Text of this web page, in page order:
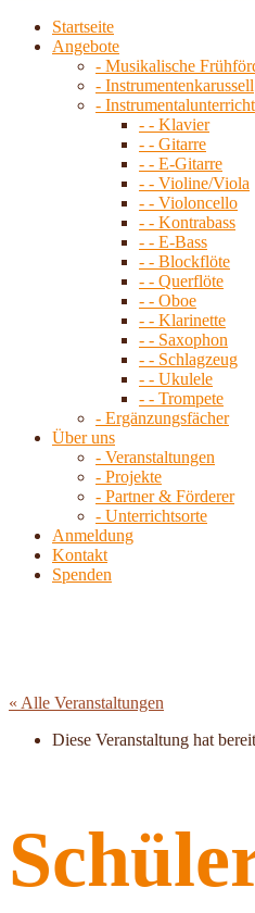
Startseite
Angebote
- Musikalische
- Instrumentenkarussell
- Instrumentalunterricht
- - Klavier
- - Gitarre
- - E-Gitarre
- - Violine/Viola
- - Violoncello
- - Kontrabass
- - E-Bass
- - Blockflöte
- - Querflöte
- - Oboe
- - Klarinette
- - Saxophon
- - Schlagzeug
- - Ukulele
- - Trompete
- Ergänzungsfächer
Über uns
- Veranstaltungen
- Projekte
- Partner & Förderer
- Unterrichtsorte
Anmeldung
Kontakt
Spenden
« Alle Veranstaltungen
Diese Veranstaltung hat